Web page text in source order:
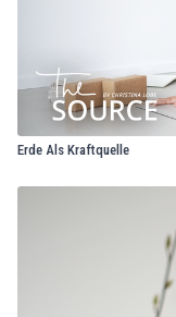
Erde Als Kraftquelle